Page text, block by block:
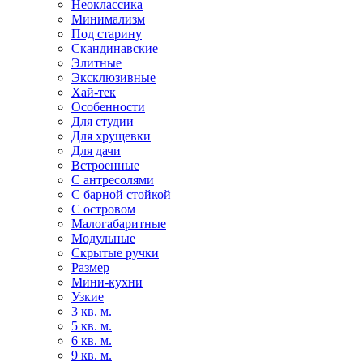
Неоклассика
Минимализм
Под старину
Скандинавские
Элитные
Эксклюзивные
Хай-тек
Особенности
Для студии
Для хрущевки
Для дачи
Встроенные
С антресолями
С барной стойкой
С островом
Малогабаритные
Модульные
Скрытые ручки
Размер
Мини-кухни
Узкие
3 кв. м.
5 кв. м.
6 кв. м.
9 кв. м.